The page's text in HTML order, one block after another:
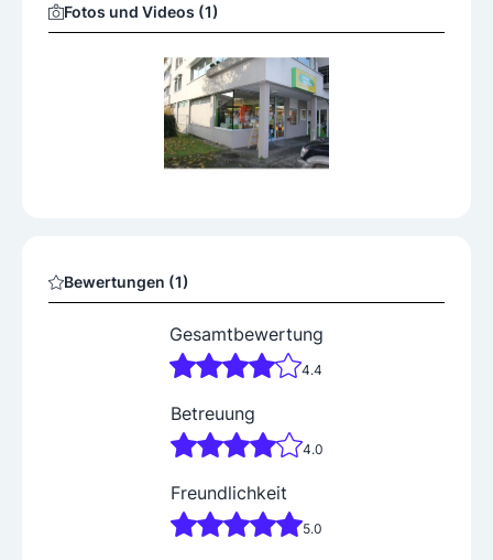
Fotos und Videos (1)
Bewertungen (1)
Gesamtbewertung
4.4
Betreuung
4.0
Freundlichkeit
5.0